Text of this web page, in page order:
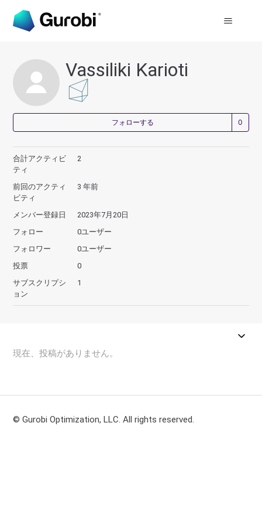
Vassiliki Karioti
フォローする
合計アクティビ
ティ
2
前回のアクティ
ビティ
3 年前
メンバー登録日
2023年7月20日
フォロー
0ユーザー
フォロワー
0ユーザー
投票
0
サブスクリプシ
ョン
1
現在、投稿がありません。
© Gurobi Optimization, LLC. All rights reserved.